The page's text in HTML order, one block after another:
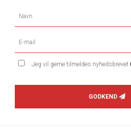
Jeg vil gerne tilmeldes nyhedsbrevet
GODKEND